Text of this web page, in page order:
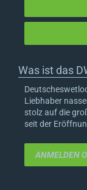
Was ist das
Liebhaber
stolz auf die
seit der
ANMELDEN